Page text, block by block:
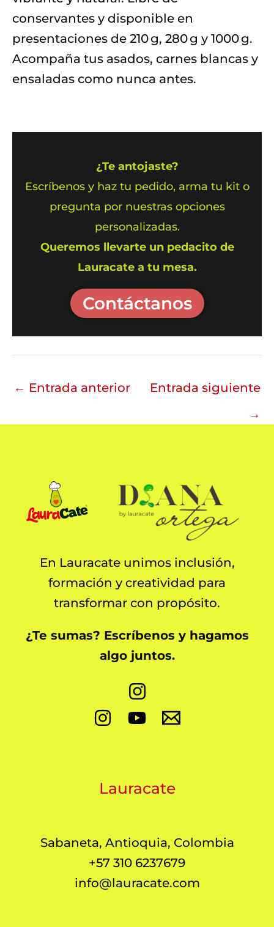
conservantes y disponible en
presentaciones de 210 g, 280 g y 1000 g.
Acompaña tus asados, carnes blancas y
ensaladas como nunca antes.
¿Te antojaste?
Escríbenos y haz tu pedido, arma tu kit o
pregunta por nuestras opciones
personalizadas.
Queremos llevarte un pedacito de
Lauracate a tu mesa.
Contáctanos
← Entrada anterior
Entrada siguiente
→
En Lauracate unimos inclusión,
formación y creatividad para
transformar con propósito.
¿Te sumas? Escríbenos y hagamos
algo juntos.
Lauracate
Sabaneta, Antioquia, Colombia
+57 310 6237679
info@lauracate.com